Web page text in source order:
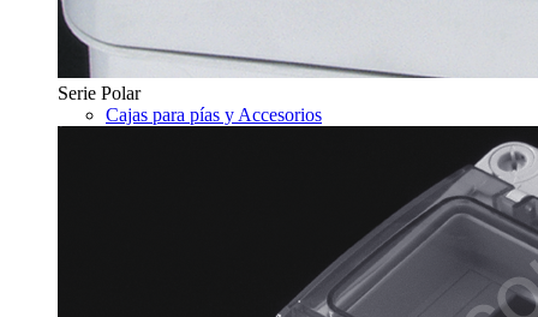
Serie Polar
Cajas para pías y Accesorios